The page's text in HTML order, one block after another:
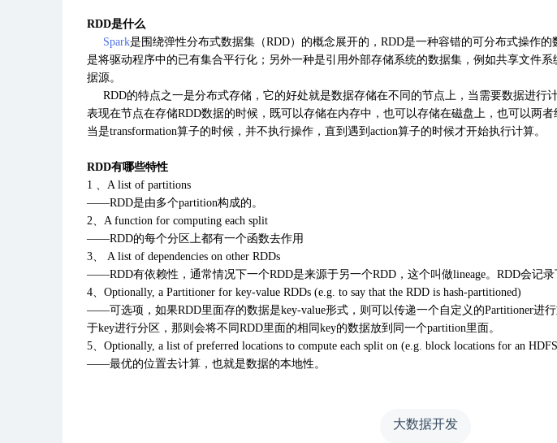
RDD是什么
Spark是围绕弹性分布式数据集（RDD）的概念展开的，RDD是一种容错的可分布式操作
是将驱动程序中的已有集合平行化；另外一种是引用外部存储系统的数据集，例如共享文件系
据源。
RDD的特点之一是分布式存储，它的好处就是数据存储在不同的节点上，当需要数据进行
表现在节点在存储RDD数据的时候，既可以存储在内存中，也可以存储在磁盘上，也可以两
当是transformation算子的时候，并不执行操作，直到遇到action算子的时候才开始执行计算。
RDD有哪些特性
1 、A list of partitions
——RDD是由多个partition构成的。
2、A function for computing each split
——RDD的每个分区上都有一个函数去作用
3、 A list of dependencies on other RDDs
——RDD有依赖性，通常情况下一个RDD是来源于另一个RDD，这个叫做lineage。RDD会记录
4、Optionally, a Partitioner for key-value RDDs (e.g. to say that the RDD is hash-partitioned)
——可选项，如果RDD里面存的数据是key-value形式，则可以传递一个自定义的Partitioner进
于key进行分区，那则会将不同RDD里面的相同key的数据放到同一个partition里面。
5、Optionally, a list of preferred locations to compute each split on (e.g. block locations for an
——最优的位置去计算，也就是数据的本地性。
大数据开发